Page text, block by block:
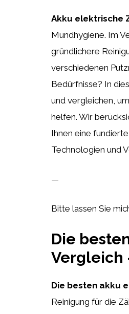
Akku elektrische
Mundhygiene. Im
gründlichere
verschiedenen
Bedürfnisse? In
und vergleichen,
helfen. Wir
Ihnen eine
Technologien und
—
Bitte lassen Sie
Die
Vergleich
Die besten akku
Reinigung für die